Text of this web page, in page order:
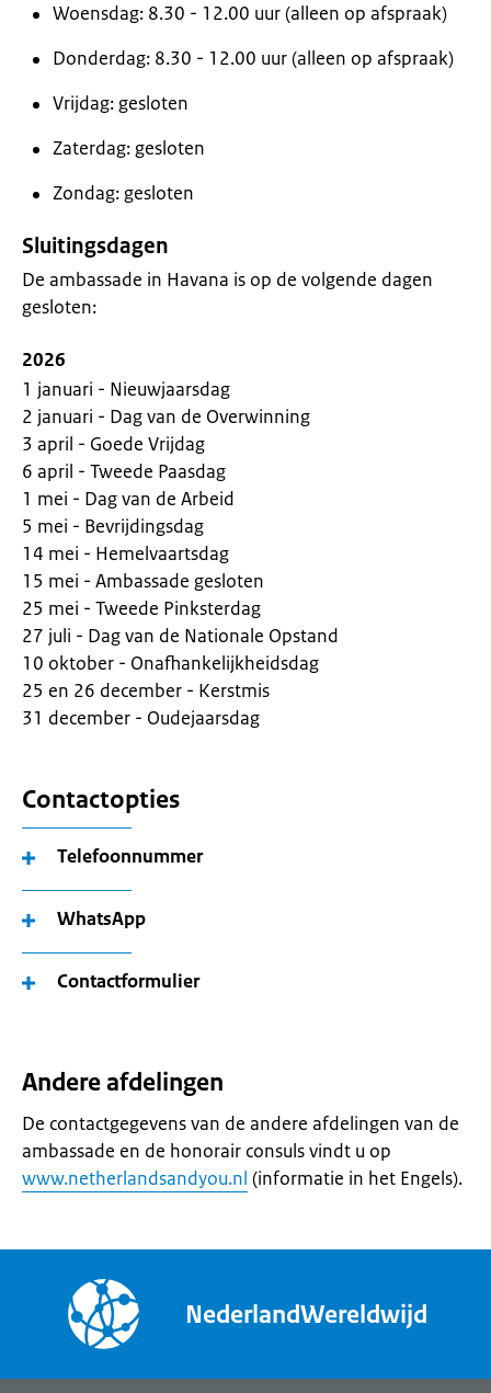
Woensdag: 8.30 - 12.00 uur (alleen op afspraak)
Donderdag: 8.30 - 12.00 uur (alleen op afspraak)
Vrijdag: gesloten
Zaterdag: gesloten
Zondag: gesloten
Sluitingsdagen
De ambassade in Havana is op de volgende dagen
gesloten:
2026
1 januari - Nieuwjaarsdag
2 januari - Dag van de Overwinning
3 april - Goede Vrijdag
6 april - Tweede Paasdag
1 mei - Dag van de Arbeid
5 mei - Bevrijdingsdag
14 mei - Hemelvaartsdag
15 mei - Ambassade gesloten
25 mei - Tweede Pinksterdag
27 juli - Dag van de Nationale Opstand
10 oktober - Onafhankelijkheidsdag
25 en 26 december - Kerstmis
31 december - Oudejaarsdag
Contactopties
Telefoonnummer
WhatsApp
Contactformulier
Andere afdelingen
De contactgegevens van de andere afdelingen van de
ambassade en de honorair consuls vindt u op
www.netherlandsandyou.nl (informatie in het Engels).
NederlandWereldwijd